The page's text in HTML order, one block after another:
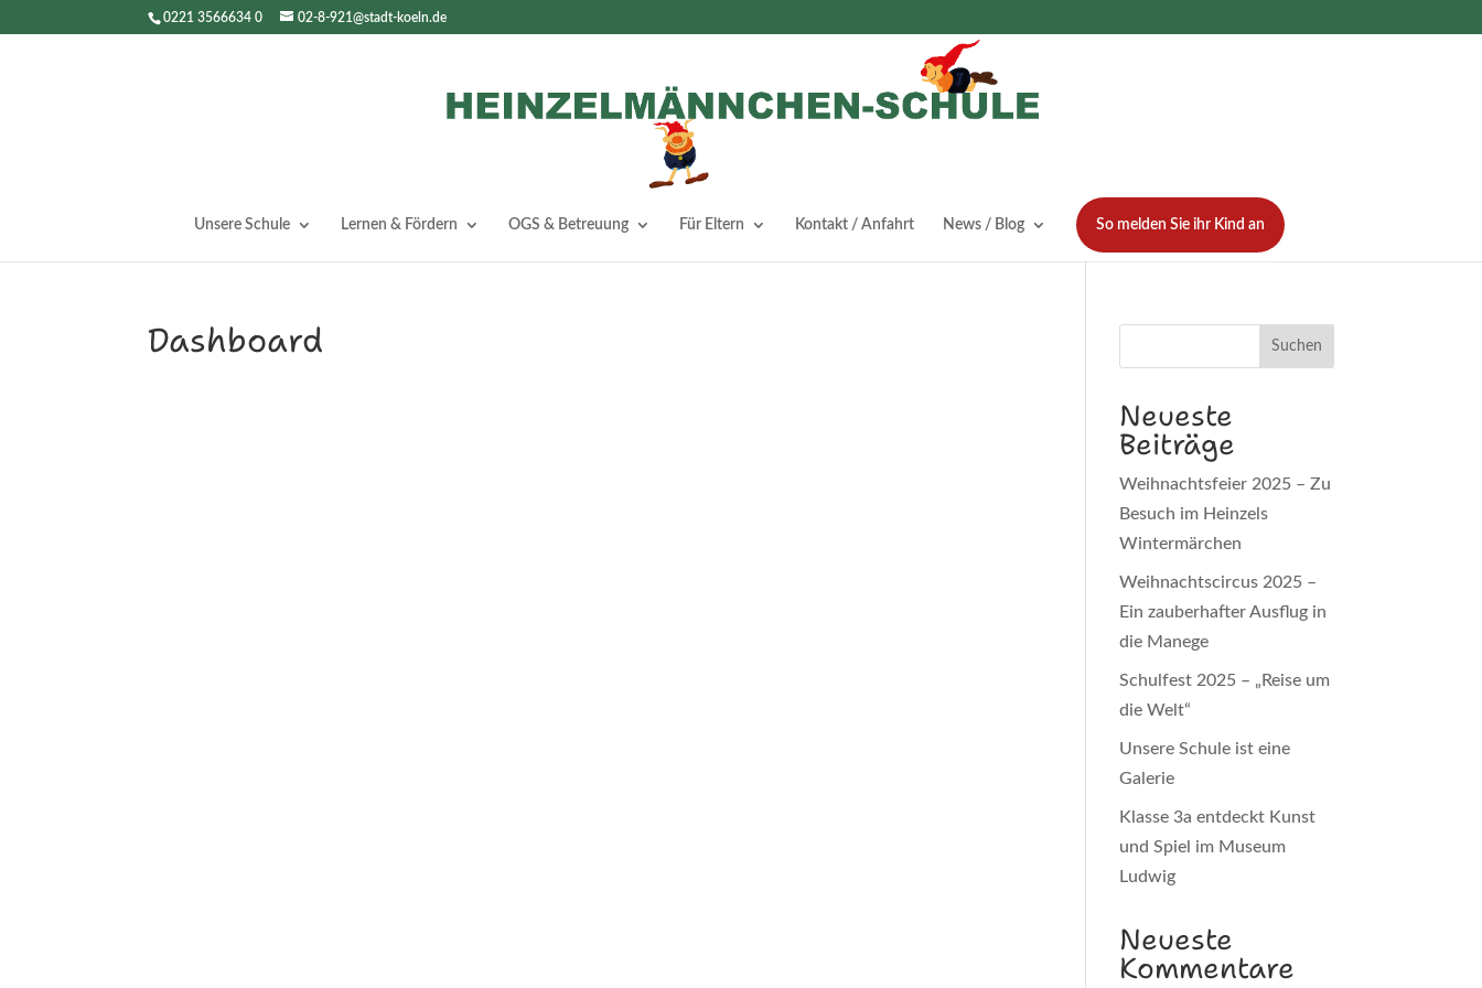
0221 3566634 0 02-8-921@stadt-koeln.de
Unsere Schule Lernen & Fördern OGS & Betreuung Für Eltern Kontakt / Anfahrt News / Blog So melden Sie ihr Kind an
Dashboard Suchen
Neueste
Beiträge
Weihnachtsfeier 2025 – Zu
Besuch im Heinzels
Wintermärchen
Weihnachtscircus 2025 –
Ein zauberhafter Ausflug in
die Manege
Schulfest 2025 – „Reise um
die Welt“
Unsere Schule ist eine
Galerie
Klasse 3a entdeckt Kunst
und Spiel im Museum
Ludwig
Neueste
Kommentare